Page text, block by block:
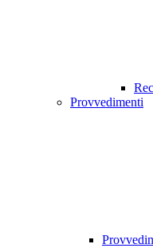
Provvedimenti